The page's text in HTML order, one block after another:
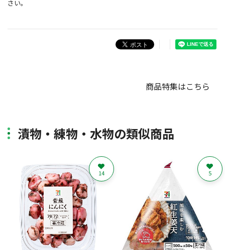
さい。
商品特集はこちら
漬物・練物・水物の類似商品
14 5